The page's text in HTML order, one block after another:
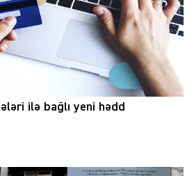
ilə bağlı yeni hədd